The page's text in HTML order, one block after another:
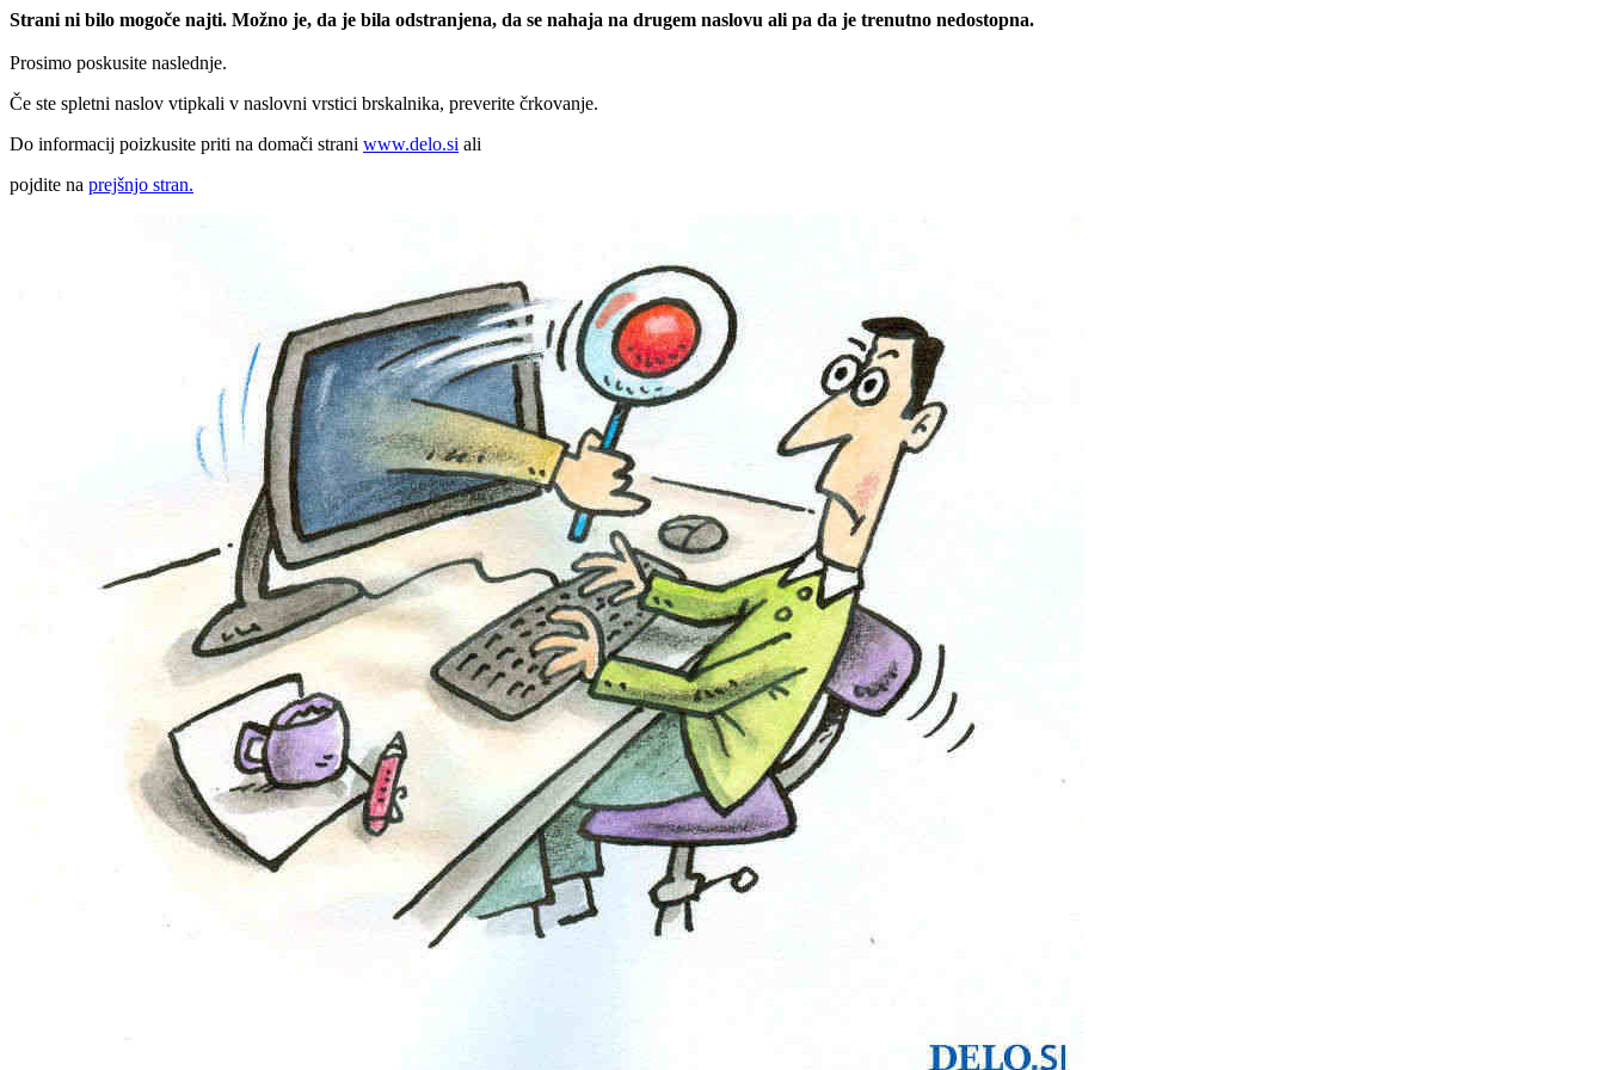
Strani ni bilo mogoče najti. Možno je, da je bila odstranjena, da se nahaja na drugem naslovu ali pa da je trenutno nedostopna.
Prosimo poskusite naslednje.
Če ste spletni naslov vtipkali v naslovni vrstici brskalnika, preverite črkovanje.
Do informacij poizkusite priti na domači strani www.delo.si ali
pojdite na prejšnjo stran.